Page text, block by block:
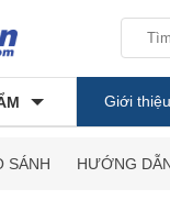
Giới thiệu
SÁNH HƯỚNG